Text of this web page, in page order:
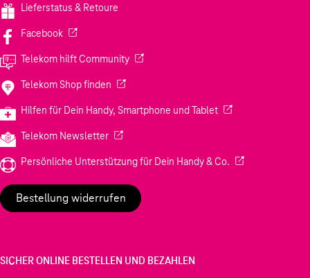
Lieferstatus & Retoure
Facebook(Wird in einem neuen Tab geöffnet)
Telekom hilft Community(Wird in einem neuen Tab geöffnet)
Telekom Shop finden (Wird in einem neuen Tab geöffnet)
Hilfen für Dein Handy, Smartphone und Tablet(Wird in einem
Telekom Newsletter(Wird in einem neuen Tab geöffnet)
Persönliche Unterstützung für Dein Handy & Co. (Wird in einem
Bestellung widerrufen
SICHER ONLINE BESTELLEN UND BEZAHLEN